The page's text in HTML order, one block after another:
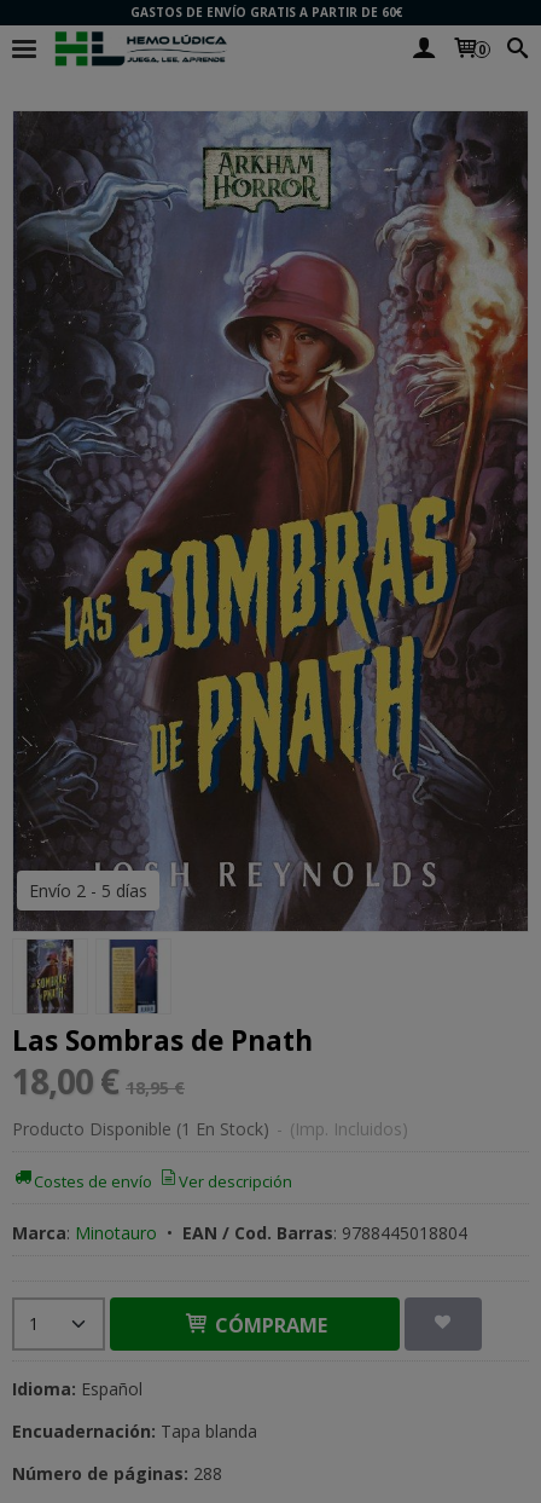
GASTOS DE ENVÍO GRATIS A PARTIR DE 60€
0
Envío 2 - 5 días
Las Sombras de Pnath
18,00 € 18,95 €
Producto Disponible (1 En Stock) - (Imp. Incluidos)
Costes de envío Ver descripción
Marca: Minotauro • EAN / Cod. Barras: 9788445018804
CÓMPRAME
Idioma: Español
Encuadernación: Tapa blanda
Número de páginas: 288